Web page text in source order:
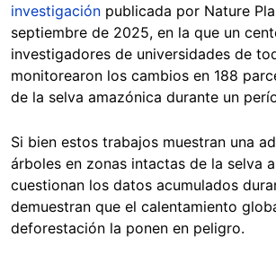
investigación publicada por Nature
septiembre de 2025, en la que un
investigadores de universidades de
monitorearon los cambios en 188
de la selva amazónica durante un
Si bien estos trabajos muestran una
árboles en zonas intactas de la selva
cuestionan los datos acumulados
demuestran que el calentamiento
deforestación la ponen en peligro.